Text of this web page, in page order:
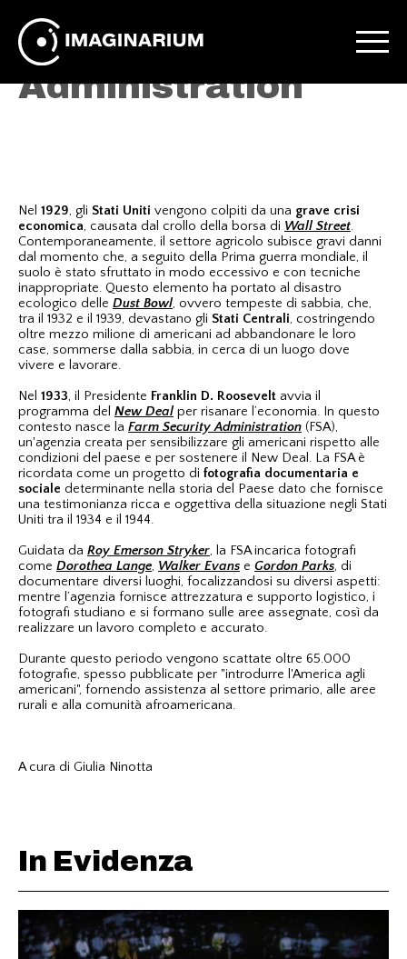
Farm Security
Administration
Nel 1929, gli Stati Uniti vengono colpiti da una grave crisi
economica, causata dal crollo della borsa di Wall Street.
Contemporaneamente, il settore agricolo subisce gravi danni
dal momento che, a seguito della Prima guerra mondiale, il
suolo è stato sfruttato in modo eccessivo e con tecniche
inappropriate. Questo elemento ha portato al disastro
ecologico delle Dust Bowl, ovvero tempeste di sabbia, che,
tra il 1932 e il 1939, devastano gli Stati Centrali, costringendo
oltre mezzo milione di americani ad abbandonare le loro
case, sommerse dalla sabbia, in cerca di un luogo dove
vivere e lavorare.
Nel 1933, il Presidente Franklin D. Roosevelt avvia il
programma del New Deal per risanare l’economia. In questo
contesto nasce la Farm Security Administration (FSA),
un'agenzia creata per sensibilizzare gli americani rispetto alle
condizioni del paese e per sostenere il New Deal. La FSA è
ricordata come un progetto di fotografia documentaria e
sociale determinante nella storia del Paese dato che fornisce
una testimonianza ricca e oggettiva della situazione negli Stati
Uniti tra il 1934 e il 1944.
Guidata da Roy Emerson Stryker, la FSA incarica fotografi
come Dorothea Lange, Walker Evans e Gordon Parks, di
documentare diversi luoghi, focalizzandosi su diversi aspetti:
mentre l’agenzia fornisce attrezzatura e supporto logistico, i
fotografi studiano e si formano sulle aree assegnate, così da
realizzare un lavoro completo e accurato.
Durante questo periodo vengono scattate oltre 65.000
fotografie, spesso pubblicate per "introdurre l'America agli
americani", fornendo assistenza al settore primario, alle aree
rurali e alla comunità afroamericana.
A cura di Giulia Ninotta
In Evidenza